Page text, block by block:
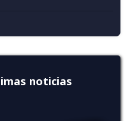
noticias